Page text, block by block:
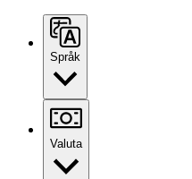
Språk
Valuta